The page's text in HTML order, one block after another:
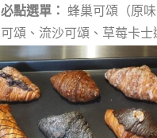
必點選單： 蜂巢可頌（原
可頌、流沙可頌、草莓卡士